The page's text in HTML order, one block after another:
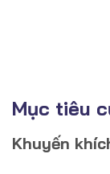
Mục tiêu
Khuyến